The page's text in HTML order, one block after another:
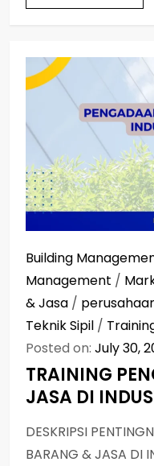
Building
Management /
& Jasa /
Teknik Sipil /
Posted on: July 30,
TRAINING
JASA DI
DESKRIPSI
BARANG & JASA DI